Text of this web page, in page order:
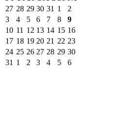
27 28 29 30 31 1
2
3
4 5 6 7 8
9
10 11 12 13 14 15 16
17 18 19 20 21 22 23
24 25 26 27 28 29 30
31 1 2 3 4 5 6